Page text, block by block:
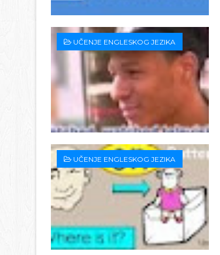
UČENJE ENGLESKOG JEZIKA
UČENJE ENGLESKOG JEZIKA